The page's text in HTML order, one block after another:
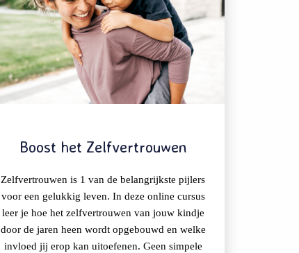
Boost het Zelfvertrouwen
Zelfvertrouwen is 1 van de belangrijkste pijlers
voor een gelukkig leven. In deze online cursus
leer je hoe het zelfvertrouwen van jouw kindje
door de jaren heen wordt opgebouwd en welke
invloed jij erop kan uitoefenen. Geen simpele